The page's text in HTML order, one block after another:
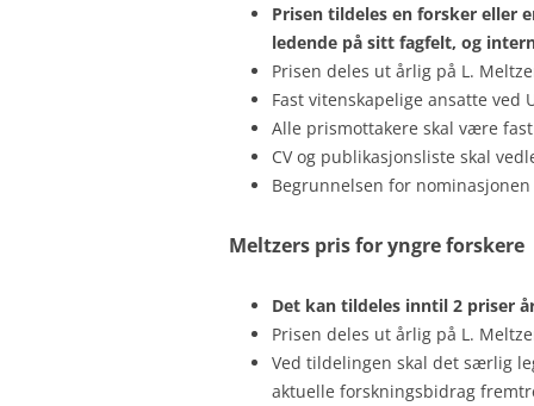
Prisen tildeles en forsker eller
ledende på sitt fagfelt, og
Prisen deles ut årlig på L.
Fast vitenskapelige ansatte
Alle prismottakere skal være
CV og publikasjonsliste skal
Begrunnelsen for
Meltzers pris for yngre forskere
Det kan tildeles inntil 2 priser
Prisen deles ut årlig på L.
Ved tildelingen skal det særlig
aktuelle forskningsbidrag